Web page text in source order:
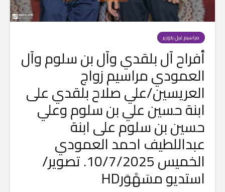
مراسيم غيل باوزير
أفراح آل بلقدي وآل بن سلوم وآل
العمودي مراسيم زواج
العريسين/علي صلاح بلقدي على
ابنة حسين علي بن سلوم وعلي
حسين بن سلوم على ابنة
عبداللطيف احمد العمودي
الخميس 10/7/2025. تصوير/
استديو مسَهْوَرHD